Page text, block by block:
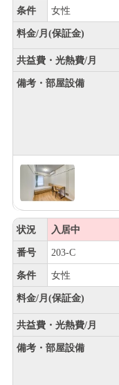
条件 女性
料金/月(保証金)
共益費・光熱費/月
備考・部屋設備
状況 入居中
番号 203-C
条件 女性
料金/月(保証金)
共益費・光熱費/月
備考・部屋設備